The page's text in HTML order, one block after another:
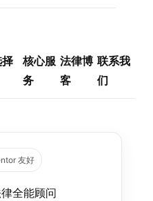
核心服
务
法律博
客
联系我
们
友好
全能顾问